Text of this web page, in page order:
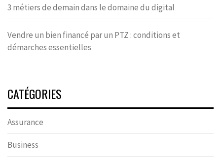
3 métiers de demain dans le domaine du digital
Vendre un bien financé par un PTZ : conditions et
démarches essentielles
CATÉGORIES
Assurance
Business